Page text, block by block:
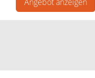
Angebot anzeigen